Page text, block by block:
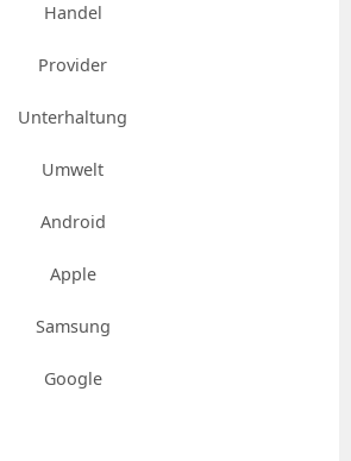
Handel
Provider
Unterhaltung
Umwelt
Android
Apple
Samsung
Google